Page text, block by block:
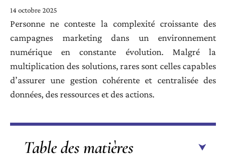
14 octobre 2025
Personne ne conteste la complexité croissante des
campagnes marketing dans un environnement
numérique en constante évolution. Malgré la
multiplication des solutions, rares sont celles capables
d’assurer une gestion cohérente et centralisée des
données, des ressources et des actions.
Table des matières